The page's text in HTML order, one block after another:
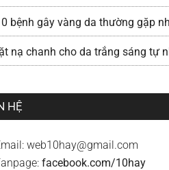
bệnh gây vàng da thường gặp
nạ chanh cho da trắng sáng tự
HỆ
web10hay@gmail.com
facebook.com/10hay